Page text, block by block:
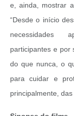
e, ainda, mostrar
“Desde o início
necessidades
participantes e por
do que nunca, o
para cuidar e
principalmente,